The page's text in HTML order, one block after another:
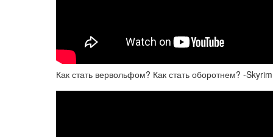
Как стать вервольфом? Как стать оборотнем? -